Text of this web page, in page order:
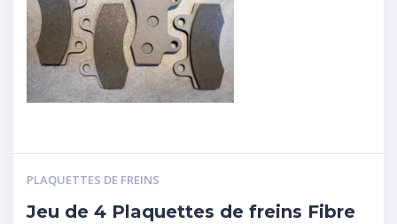
PLAQUETTES DE FREINS
Jeu de 4 Plaquettes de freins Fibre